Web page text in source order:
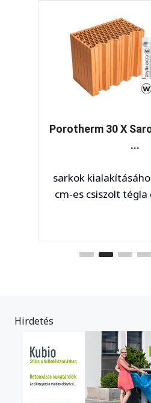
30 X Sarok Rapid
kialakításához tervezett 30
es csiszolt tégla dryfix extra ...
Hirdetés